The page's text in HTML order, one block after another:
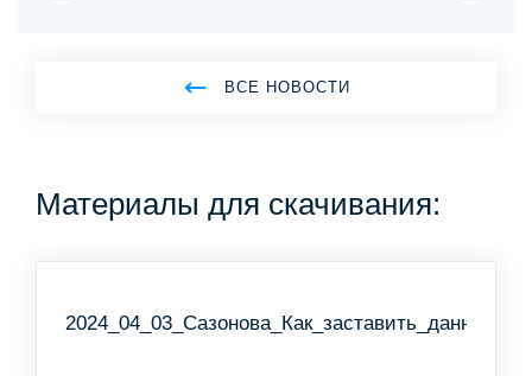
ВСЕ НОВОСТИ
Материалы для скачивания: